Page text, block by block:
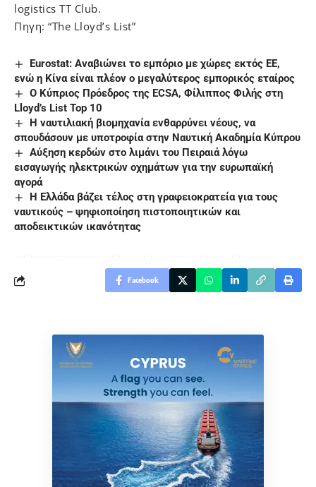
logistics TT Club.
Πηγη: “The Lloyd’s List”
Eurostat: Αναβιώνει το εμπόριο με χώρες εκτός ΕΕ,
ενώ η Κίνα είναι πλέον ο μεγαλύτερος εμπορικός εταίρος
O Κύπριος Πρόεδρος της ECSA, Φίλιππος Φιλής στη
Lloyd’s List Top 10
H ναυτιλιακή βιομηχανία ενθαρρύνει νέους, να
σπουδάσουν με υποτροφία στην Ναυτική Ακαδημία Κύπρου
Αύξηση κερδών στο λιμάνι του Πειραιά λόγω
εισαγωγής ηλεκτρικών οχημάτων για την ευρωπαϊκή
αγορά
H Eλλάδα βάζει τέλος στη γραφειοκρατεία για τους
ναυτικούς – ψηφιοποίηση πιστοποιητικών και
αποδεικτικών ικανότητας
Facebook